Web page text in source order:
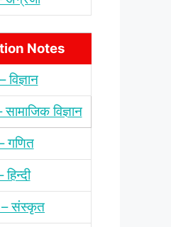
Notes
विज्ञान
गणित
संस्‍कृत